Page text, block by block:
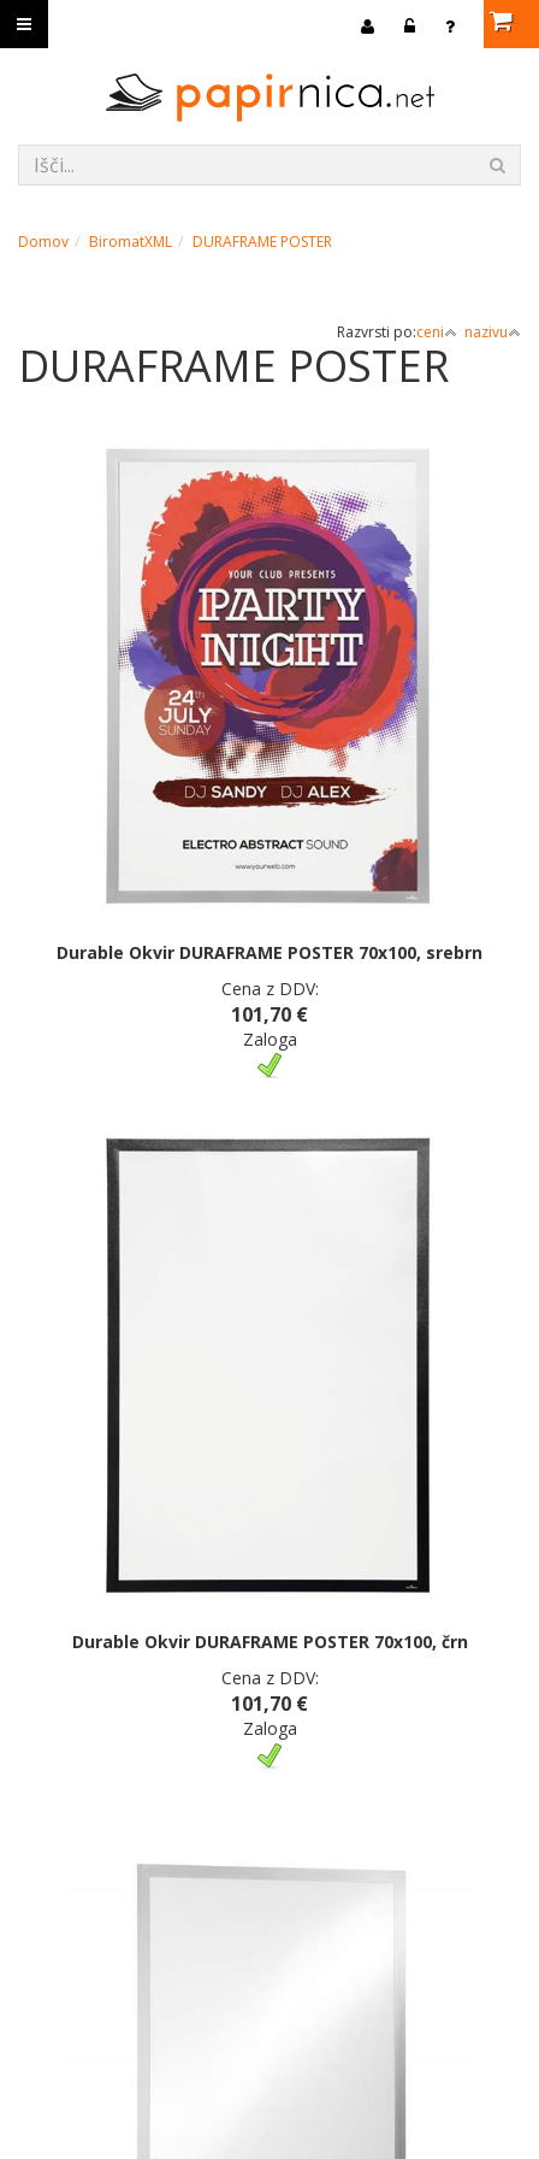
Domov BiromatXML DURAFRAME POSTER
Razvrsti po:ceni nazivu
DURAFRAME POSTER
Durable Okvir DURAFRAME POSTER 70x100, srebrn
Cena z DDV:
101,70 €
Zaloga
Durable Okvir DURAFRAME POSTER 70x100, črn
Cena z DDV:
101,70 €
Zaloga